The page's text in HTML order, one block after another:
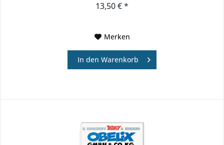
13,50 € *
Merken
In den Warenkorb